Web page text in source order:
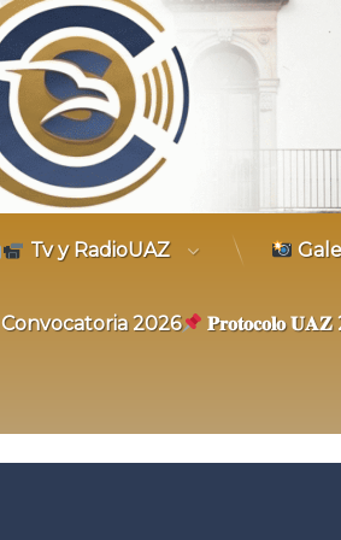
Tv y RadioUAZ
Convocatoria 2026 𝐏𝐫𝐨𝐭𝐨𝐜𝐨𝐥𝐨